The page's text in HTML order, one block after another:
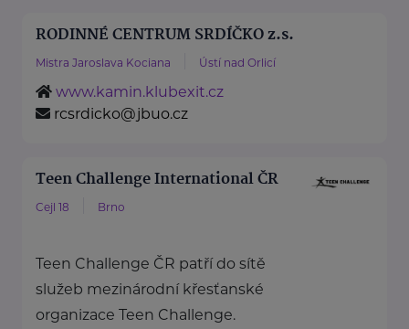
RODINNÉ CENTRUM SRDÍČKO z.s.
Mistra Jaroslava Kociana Ústí nad Orlicí
www.kamin.klubexit.cz
rcsrdicko@jbuo.cz
Teen Challenge International ČR
Cejl 18 Brno
Teen Challenge ČR patří do sítě
služeb mezinárodní křesťanské
organizace Teen Challenge.